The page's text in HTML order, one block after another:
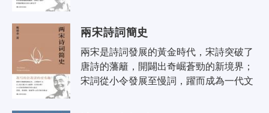
兩宋詩詞簡史
兩宋是詩詞發展的黃金時代，宋詩突破了
唐詩的藩籬，開闢出奇崛蒼勁的新境界；
宋詞從小令發展至慢詞，躍而成為一代文